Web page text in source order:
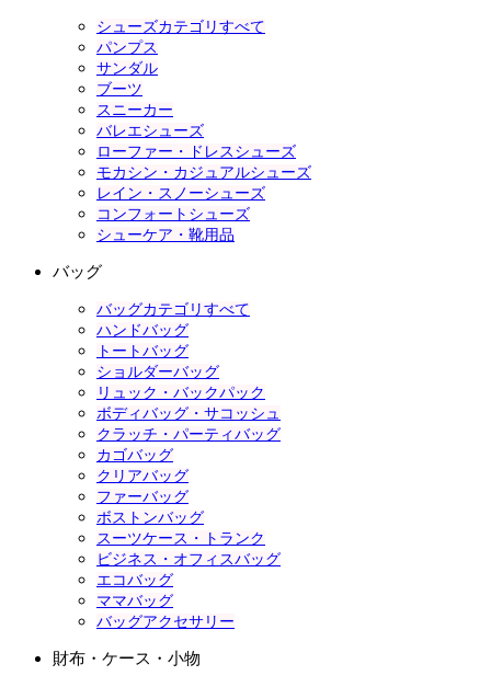
シューズカテゴリすべて
パンプス
サンダル
ブーツ
スニーカー
バレエシューズ
ローファー・ドレスシューズ
モカシン・カジュアルシューズ
レイン・スノーシューズ
コンフォートシューズ
シューケア・靴用品
バッグ
バッグカテゴリすべて
ハンドバッグ
トートバッグ
ショルダーバッグ
リュック・バックパック
ボディバッグ・サコッシュ
クラッチ・パーティバッグ
カゴバッグ
クリアバッグ
ファーバッグ
ボストンバッグ
スーツケース・トランク
ビジネス・オフィスバッグ
エコバッグ
ママバッグ
バッグアクセサリー
財布・ケース・小物